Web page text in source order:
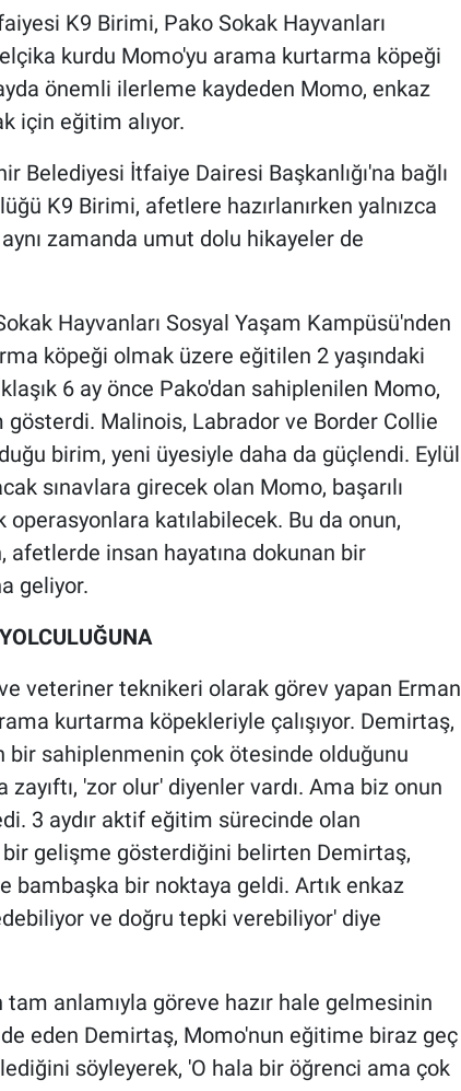
K9 Birimi, Pako Sokak Hayvanları
kurdu Momo'yu arama kurtarma köpeği
önemli ilerleme kaydeden Momo, enkaz
için eğitim alıyor.
Belediyesi İtfaiye Dairesi Başkanlığı'na bağlı
K9 Birimi, afetlere hazırlanırken yalnızca
zamanda umut dolu hikayeler de
Hayvanları Sosyal Yaşam Kampüsü'nden
köpeği olmak üzere eğitilen 2 yaşındaki
6 ay önce Pako'dan sahiplenilen Momo,
Malinois, Labrador ve Border Collie
birim, yeni üyesiyle daha da güçlendi. Eylül
sınavlara girecek olan Momo, başarılı
katılabilecek. Bu da onun,
afetlerde insan hayatına dokunan bir
geliyor.
veteriner teknikeri olarak görev yapan Erman
kurtarma köpekleriyle çalışıyor. Demirtaş,
bir sahiplenmenin çok ötesinde olduğunu
zayıftı, 'zor olur' diyenler vardı. Ama biz onun
3 aydır aktif eğitim sürecinde olan
bir gelişme gösterdiğini belirten Demirtaş,
bambaşka bir noktaya geldi. Artık enkaz
ve doğru tepki verebiliyor' diye
anlamıyla göreve hazır hale gelmesinin
eden Demirtaş, Momo'nun eğitime biraz geç
söyleyerek, 'O hala bir öğrenci ama çok